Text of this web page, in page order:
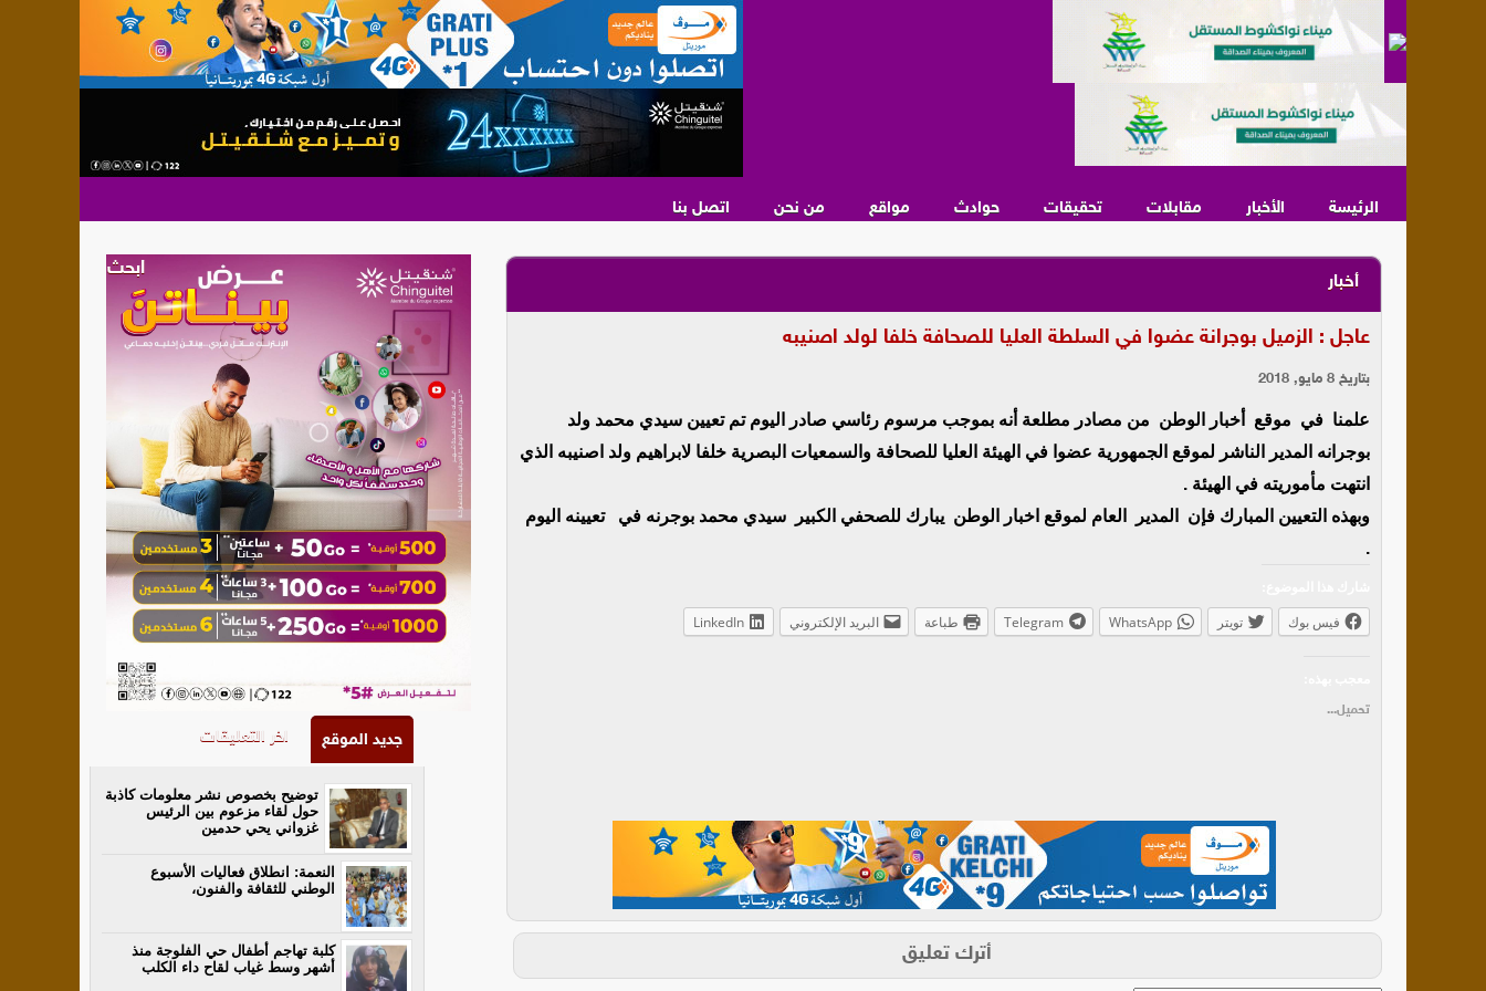
الرئيسة الأخبار مقابلات تحقيقات حوادث مواقع من نحن اتصل بنا
أخبار
عاجل : الزميل بوجرانة عضوا في السلطة العليا للصحافة خلفا لولد اصنيبه
بتاريخ 8 مايو, 2018
علمنا في موقع أخبار الوطن من مصادر مطلعة أنه بموجب مرسوم رئاسي صادر اليوم تم تعيين سيدي محمد ولد
بوجرانه المدير الناشر لموقع الجمهورية عضوا في الهيئة العليا للصحافة والسمعيات البصرية خلفا لابراهيم ولد اصنيبه الذي
انتهت مأموريته في الهيئة .
وبهذه التعيين المبارك فإن المدير العام لموقع اخبار الوطن يبارك للصحفي الكبير سيدي محمد بوجرنه في تعيينه اليوم
.
فيس بوك تويتر WhatsApp
Telegram طباعة البريد الإلكتروني LinkedIn
تحميل...
أترك تعليق
جديد الموقع اخر التعليقات
توضيح بخصوص نشر معلومات كاذبة
حول لقاء مزعوم بين الرئيس
غزواني يحي حدمين
النعمة: انطلاق فعاليات الأسبوع
الوطني للثقافة والفنون،
كلبة تهاجم أطفال حي الفلوجة منذ
أشهر وسط غياب لقاح داء الكلب